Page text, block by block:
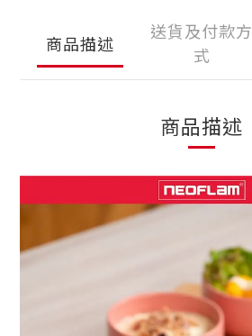
商品描述
送貨及付款方
式
商品描述